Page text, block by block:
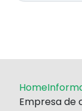
Home
Empresa de